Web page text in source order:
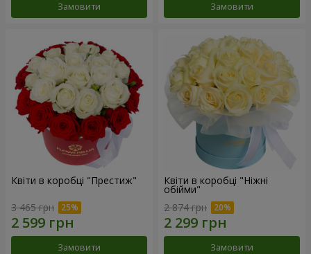
Замовити Замовити
Квіти в коробці "Престиж"
3 465 грн
Замовити
Квіти в коробці "Ніжні
обійми"
2 874 грн
Замовити